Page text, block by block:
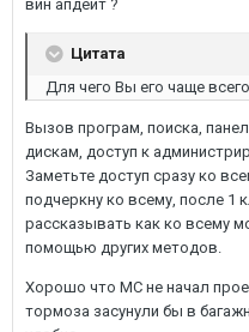
вин апдейт ?
Цитата
Для чего Вы его чаще
Вызов програм, поиска,
дискам, доступ к
Заметьте доступ сразу ко
подчеркну ко всему, после 1
рассказывать как ко всему
помощью других методов.
Хорошо что МС не начал
тормоза засунули бы в